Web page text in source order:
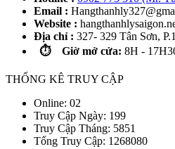
Email :
Website :
Địa chỉ : 327- 329 Tân Sơn,
⏱️ Giờ mở cửa: 8H -
THỐNG KÊ TRUY CẬP
Online: 02
Truy Cập Ngày: 199
Truy Cập Tháng: 5851
Tổng Truy Cập: 1 268080